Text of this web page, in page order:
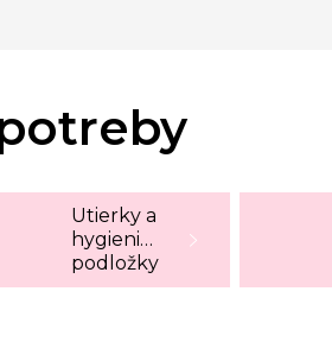
Utierky a
hygienické
podložky